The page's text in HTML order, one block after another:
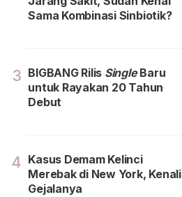
Sama Kombinasi Sinbiotik?
3 BIGBANG Rilis SingleBaru
untuk Rayakan 20 Tahun
Debut
4 Kasus Demam Kelinci
Merebak di New York, Kenali
Gejalanya